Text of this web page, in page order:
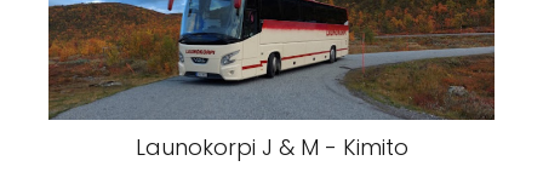
Launokorpi J & M - Kimito